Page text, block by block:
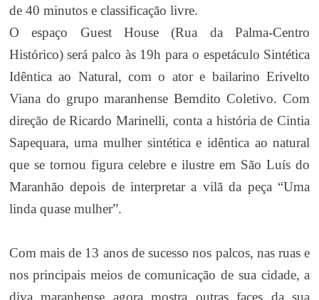
de 40 minutos e classificação livre.
O espaço Guest House (Rua da Palma-Centro
Histórico) será palco às 19h para o espetáculo Sintética
Idêntica ao Natural, com o ator e bailarino Erivelto
Viana do grupo maranhense Bemdito Coletivo. Com
direção de Ricardo Marinelli, conta a história de Cintia
Sapequara, uma mulher sintética e idêntica ao natural
que se tornou figura celebre e ilustre em São Luís do
Maranhão depois de interpretar a vilã da peça “Uma
linda quase mulher”.
Com mais de 13 anos de sucesso nos palcos, nas ruas e
nos principais meios de comunicação de sua cidade, a
diva maranhense agora mostra outras faces da sua